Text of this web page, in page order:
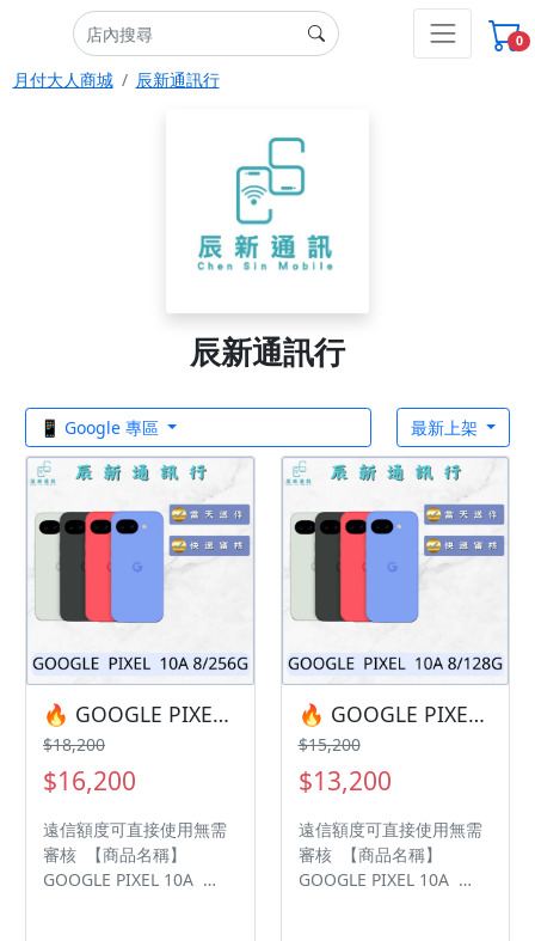
0
月付大人商城 辰新通訊行
辰新通訊行
📱 Google 專區 最新上架
🔥 GOOGLE PIXEL 10A 8/256G 有額度快速過件 🎯 想換新機？現在就是最佳時機！現貨當天審件當天過件即可以馬上寄出
$18,200
$16,200
遠信額度可直接使用無需
審核 【商品名稱】
GOOGLE PIXEL 10A
🔥 GOOGLE PIXEL 10A 8/128G 有額度快速過件 🎯 想換新機？現在就是最佳時機！現貨當天審件當天過件即可以馬上寄出
$15,200
$13,200
遠信額度可直接使用無需
審核 【商品名稱】
GOOGLE PIXEL 10A